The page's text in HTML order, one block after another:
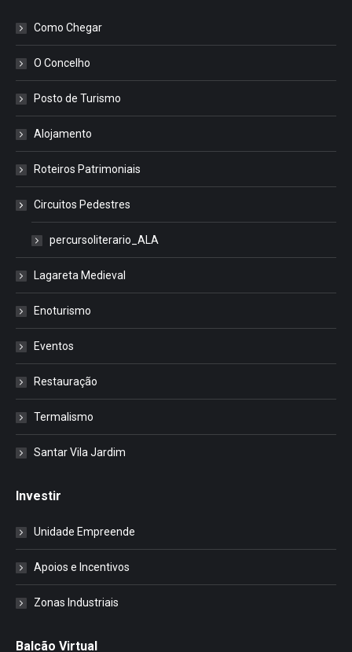
Como Chegar
O Concelho
Posto de Turismo
Alojamento
Roteiros Patrimoniais
Circuitos Pedestres
percursoliterario_ALA
Lagareta Medieval
Enoturismo
Eventos
Restauração
Termalismo
Santar Vila Jardim
Investir
Unidade Empreende
Apoios e Incentivos
Zonas Industriais
Balcão Virtual